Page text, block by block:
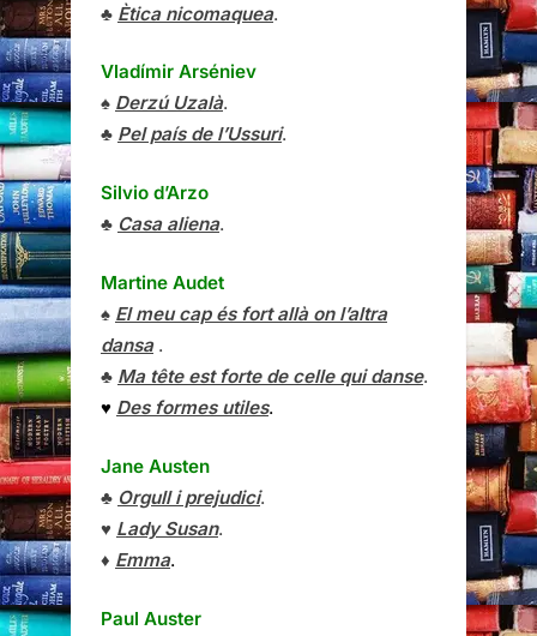
♣ Ètica nicomaquea.
Vladímir Arséniev
♠ Derzú Uzalà.
♣ Pel país de l’Ussuri.
Silvio d’Arzo
♣ Casa aliena.
Martine Audet
♠ El meu cap és fort allà on l’altra
dansa.
♣ Ma tête est forte de celle qui danse.
♥ Des formes utiles.
Jane Austen
♣ Orgull i prejudici.
♥ Lady Susan.
♦ Emma.
Paul Auster